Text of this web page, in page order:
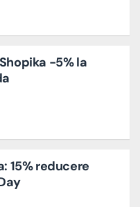
-5% la
15% reducere